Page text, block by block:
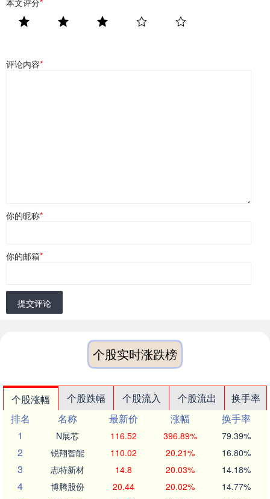
评论内容*
你的昵称*
你的邮箱*
提交评论
个股实时涨跌榜
个股涨幅 个股跌幅 个股流入 个股流出
换手率
排名
名称 最新价 涨幅
换手率
1
N展芯 116.52 396.89% 79.39%
2 锐翔智能 110.02 20.21% 16.80%
3 志特新材 14.8 20.03% 14.18%
4 博腾股份 20.44 20.02% 14.77%